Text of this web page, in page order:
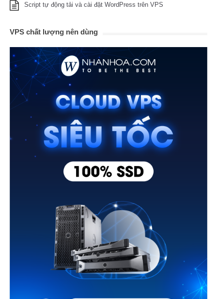
Script tự động tải và cài đặt WordPress trên VPS
VPS chất lượng nên dùng